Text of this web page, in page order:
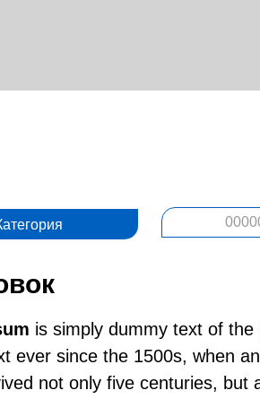
is simply dummy text of
ever since the 1500s, when
not only five centuries, but